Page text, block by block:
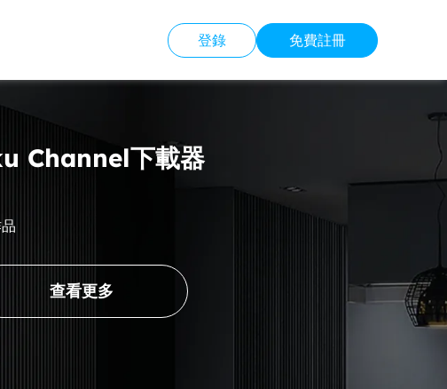
登錄 免費註冊
Channel下載器
查看更多